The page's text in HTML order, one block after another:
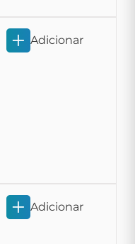
Adicionar
Adicionar